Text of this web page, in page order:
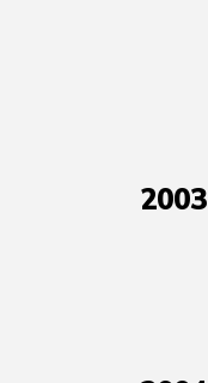
2003